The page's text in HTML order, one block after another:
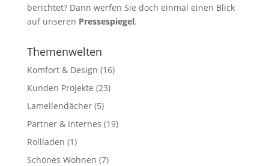
berichtet? Dann werfen Sie doch einmal einen Blick
auf unseren Pressespiegel.
Themenwelten
Komfort & Design (16)
Kunden Projekte (23)
Lamellendächer(5)
Partner & Internes (19)
Rollladen (1)
Schönes Wohnen (7)